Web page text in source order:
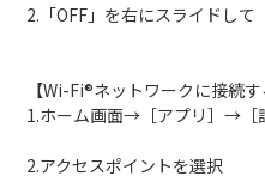
2.「OFF」を右にスライドして
【Wi-Fi®ネットワークに接続す
1.ホーム画面→［アプリ］→［
2.アクセスポイントを選択